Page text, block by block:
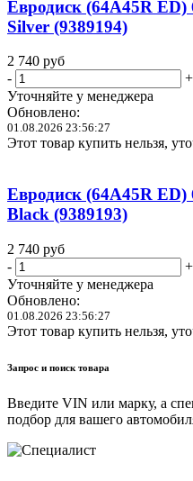
Евродиск (64A45R ED)
Silver (9389194)
2 740 руб
-
+
Уточняйте у менеджера
Обновлено:
01.08.2026 23:56:27
Этот товар купить нельзя,
Евродиск (64A45R ED)
Black (9389193)
2 740 руб
-
+
Уточняйте у менеджера
Обновлено:
01.08.2026 23:56:27
Этот товар купить нельзя,
Запрос и поиск товара
Введите VIN или марку, а
подбор для вашего